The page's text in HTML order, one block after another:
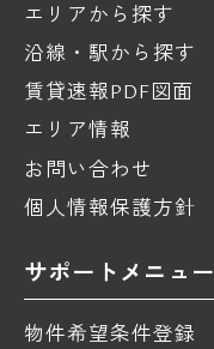
エリアから探す
沿線・駅から探す
賃貸速報PDF図面
エリア情報
お問い合わせ
個人情報保護方針
サポートメニュー
物件希望条件登録